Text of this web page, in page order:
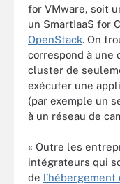
for VMware, soit
un SmartIaaS for
OpenStack. On
correspond à une
cluster de
exécuter une
(par exemple un
à un réseau de
« Outre les
intégrateurs qui
de